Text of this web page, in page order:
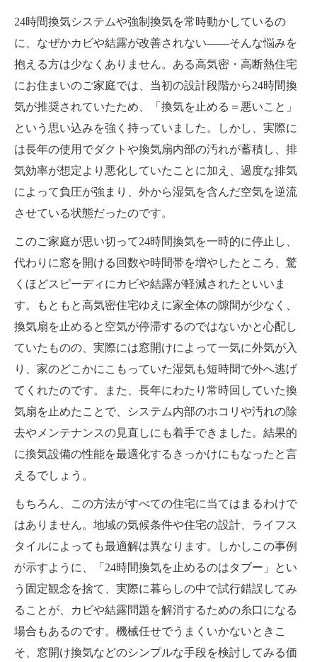
24時間換気システムや強制換気を常時動かしているの
に、なぜかカビや結露が改善されない――そんな悩みを
抱える方は少なくありません。ある高気密・高断熱住宅
にお住まいのご家庭では、当初の設計段階から24時間換
気が推奨されていたため、「換気を止める＝悪いこと」
という思い込みを強く持っていました。しかし、実際に
は長年の使用でダクトや換気扇内部の汚れが蓄積し、排
気効率が想定より悪化していたことに加え、過度な排気
によって負圧が強まり、外から湿気を含んだ空気を逆流
させている状態だったのです。
このご家庭が思い切って24時間換気を一時的に停止し、
代わりに窓を開ける回数や時間帯を増やしたところ、驚
くほどスピーディにカビや結露が軽減されたといいま
す。もともと高気密住宅ゆえに家全体の隙間が少なく、
換気扇を止めると空気が停滞するのではないかと心配し
ていたものの、実際には窓開けによって一気に外気が入
り、家のどこかにこもっていた湿気も短時間で外へ逃げ
てくれたのです。また、長年にわたり常時回していた換
気扇を止めたことで、システム内部のホコリや汚れの除
去やメンテナンスの見直しにも着手できました。結果的
に換気設備の性能を最適化するきっかけにもなったと言
えるでしょう。
もちろん、この方法がすべての住宅に当てはまるわけで
はありません。地域の気候条件や住宅の設計、ライフス
タイルによっても最適解は異なります。しかしこの事例
が示すように、「24時間換気を止めるのはタブー」とい
う固定観念を捨て、実際に暮らしの中で試行錯誤してみ
ることが、カビや結露問題を解消するための糸口になる
場合もあるのです。機械任せでうまくいかないときこ
そ、窓開け換気などのシンプルな手段を検討してみる価